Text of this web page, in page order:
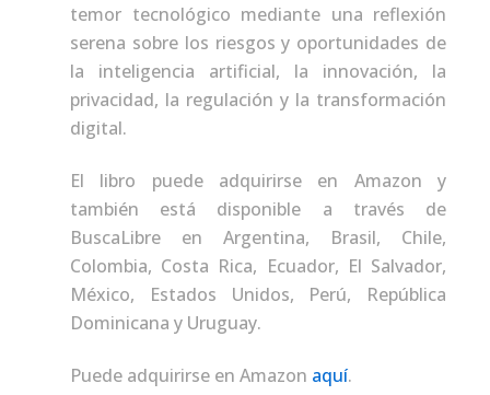
temor tecnológico mediante una reflexión
serena sobre los riesgos y oportunidades de
la inteligencia artificial, la innovación, la
privacidad, la regulación y la transformación
digital.
El libro puede adquirirse en Amazon y
también está disponible a través de
BuscaLibre en Argentina, Brasil, Chile,
Colombia, Costa Rica, Ecuador, El Salvador,
México, Estados Unidos, Perú, República
Dominicana y Uruguay.
Puede adquirirse en Amazon aquí.